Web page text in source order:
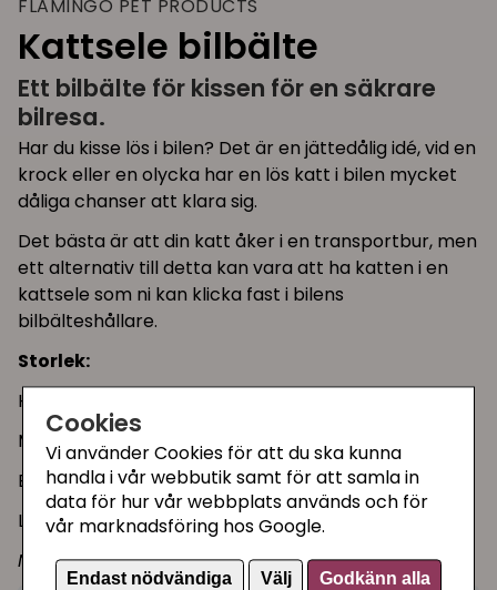
Cookies
Vi använder Cookies för att du ska kunna
handla i vår webbutik samt för att samla in
data för hur vår webbplats används och för
vår marknadsföring hos Google.
Endast nödvändiga Välj Godkänn alla
FLAMINGO PET PRODUCTS
Kattsele bilbälte
Ett bilbälte för kissen för en säkrare
bilresa.
Har du kisse lös i bilen? Det är en jättedålig idé, vid en
krock eller en olycka har en lös katt i bilen mycket
dåliga chanser att klara sig.
Det bästa är att din katt åker i en transportbur, men
ett alternativ till detta kan vara att ha katten i en
kattsele som ni kan klicka fast i bilens
bilbälteshållare.
Storlek:
Halsmått: 20-30 cm
Magmått: 38-42 cm
Bredd nylon: 15 mm
Längd koppel: 30 cm
Not suitable for: Chevrolet, Saab, Volvo